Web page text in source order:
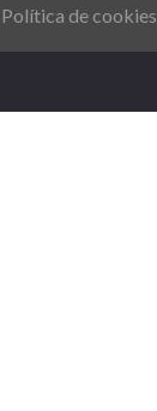
Política de cookies